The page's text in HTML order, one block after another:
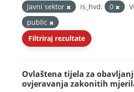
Javni sektor
is_hvd: 0
public
Filtriraj rezultate
Ovlaštena tijela za
ovjeravanja zakonitih